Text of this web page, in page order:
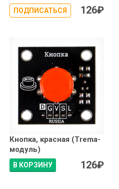
ПОДПИСАТЬСЯ 126₽
Кнопка, красная (Trema-
модуль)
В КОРЗИНУ 126₽